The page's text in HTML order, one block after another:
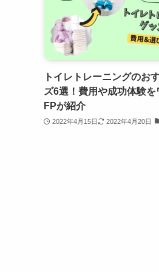
トイレトレーニングのお
ズ6選！費用や成功体験を
FPが紹介
2022年4月15日 2022年4月20日